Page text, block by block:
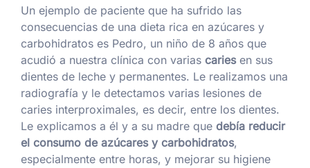
Un ejemplo de paciente que ha sufrido las
consecuencias de una dieta rica en azúcares y
carbohidratos es Pedro, un niño de 8 años que
acudió a nuestra clínica con varias cariesen sus
dientes de leche y permanentes. Le realizamos una
radiografía y le detectamos varias lesiones de
caries interproximales, es decir, entre los dientes.
Le explicamos a él y a su madre que debía reducir
el consumo de azúcares y carbohidratos,
especialmente entre horas, y mejorar su higiene